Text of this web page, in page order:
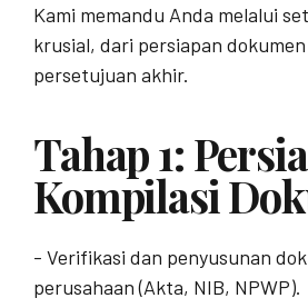
Kami memandu Anda melalui
krusial, dari persiapan
persetujuan akhir.
Tahap 1:
Kompilasi
- Verifikasi dan penyusunan
perusahaan (Akta, NIB, NPWP).